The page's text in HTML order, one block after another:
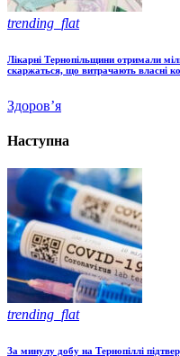
trending_flat
Лікарні Тернопільщини отримали
скаржаться, що витрачають власні
Здоров’я
Наступна
trending_flat
За минулу добу на Тернопіллі